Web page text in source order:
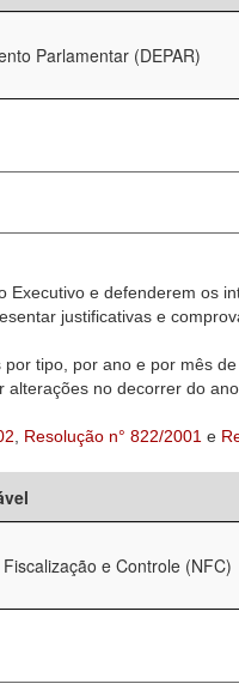
Parlamentar (DEPAR)
e defenderem
justificativas e
tipo, por ano e por mês
no decorrer do
Resolução n° 822/2001 e
e Controle (NFC)